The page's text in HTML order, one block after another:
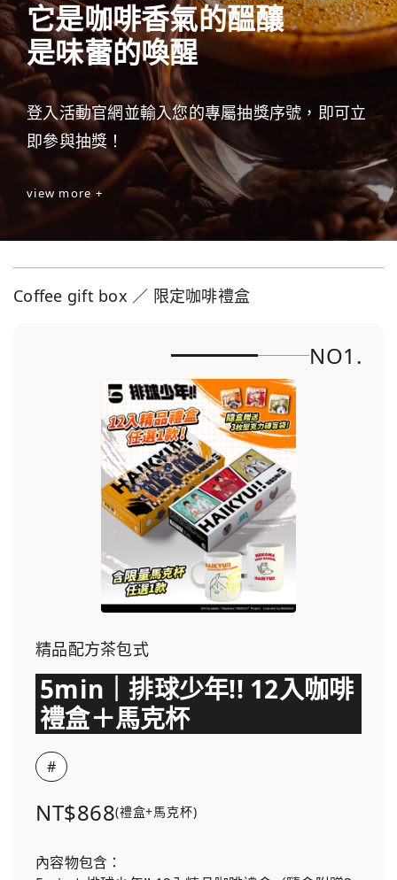
它是咖啡香氣的醞釀
是味蕾的喚醒
登入活動官網並輸入您的專屬抽獎序號，即可立
即參與抽獎！
view more +
Coffee gift box ／ 限定咖啡禮盒
NO1.
精品配方茶包式
5min｜排球少年!! 12入咖啡
禮盒＋馬克杯
#
NT$868(禮盒+馬克杯)
內容物包含：